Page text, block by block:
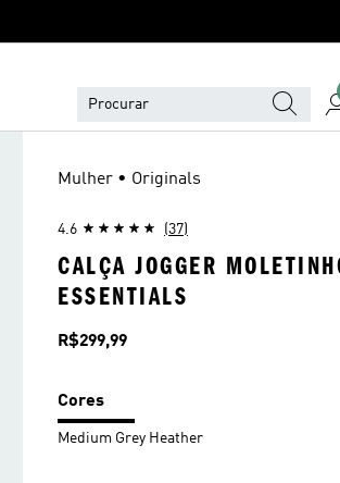
Mulher • Originals
4.6 (37)
CALÇA JOGGER
ESSENTIALS
Preço
R$299,99
Cores
Medium Grey Heather